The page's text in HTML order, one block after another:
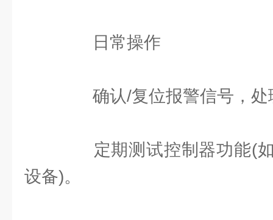
日常操作
确认/复位报警信号，处
定期测试控制器功能(如
设备)。